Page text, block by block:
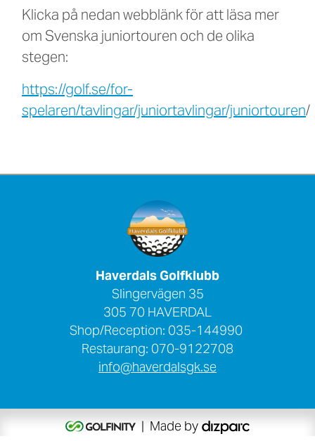
Klicka på nedan webblänk för att läsa mer
om Svenska juniortouren och de olika
stegen:
https://golf.se/for-
spelaren/tavlingar/juniortavlingar/juniortouren/
Haverdals Golfklubb
Slingervägen 35
305 70 HAVERDAL
Shop/Reception: 035-144990
Restaurang: 070-9122708
info@haverdalsgk.se
| Made by